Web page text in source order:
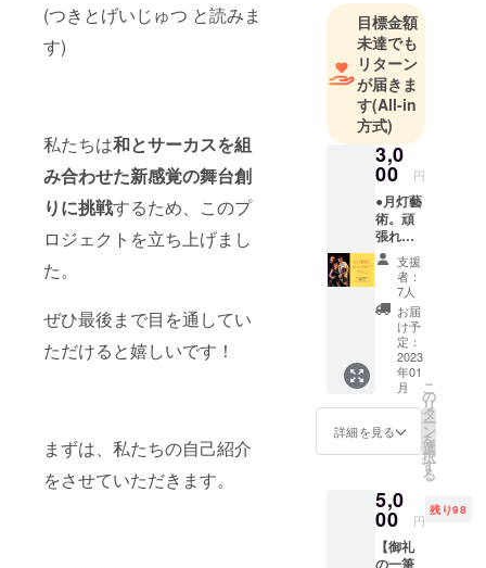
(つきとげいじゅつ と読みま
す)
私たちは和とサーカスを組
み合わせた新感覚の舞台創
りに挑戦するため、このプ
ロジェクトを立ち上げまし
た。
ぜひ最後まで目を通してい
ただけると嬉しいです！
まずは、私たちの自己紹介
をさせていただきます。
目標金額
未達でも
リターン
が届きま
す(All-in
方式)
3,0
00 円
●月灯藝
術。頑
張れプ
ラン♡
ただた
だ月灯
藝術。
を応援
したい
方向け
です！
●本番当
日撮影
された
４人の
写真を
付し、
お礼の
メッ
セージ
支援
者：
7人
お届
け予
定：
2023
年01
月
詳細を見る
こ
の
リ
タ
ー
ン
を
選
択
す
る
5,0
00 円
残り98
【御礼
の一筆